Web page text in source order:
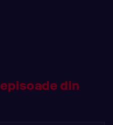
din